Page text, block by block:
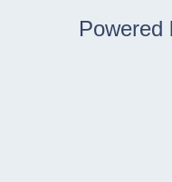
Powered